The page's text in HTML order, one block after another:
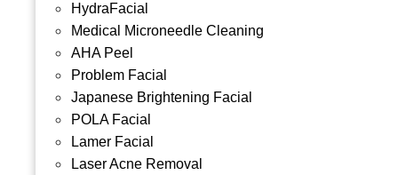
HydraFacial
Medical Microneedle Cleaning
AHA Peel
Problem Facial
Japanese Brightening Facial
POLA Facial
Lamer Facial
Laser Acne Removal